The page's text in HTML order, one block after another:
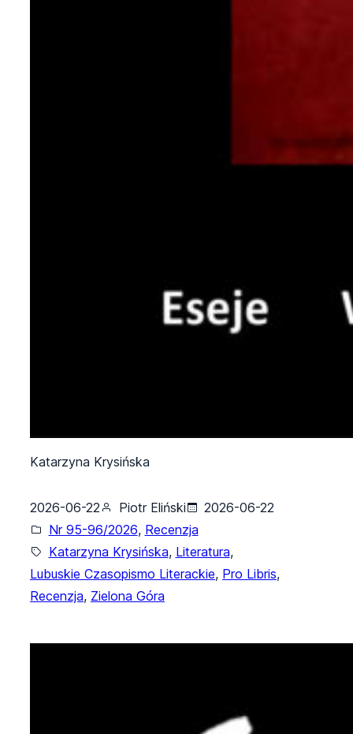
Katarzyna Krysińska
2026-06-22 Piotr Eliński
2026-06-22
Nr 95-96/2026, Recenzja
Katarzyna Krysińska, Literatura,
Lubuskie Czasopismo Literackie, Pro Libris,
Recenzja, Zielona Góra